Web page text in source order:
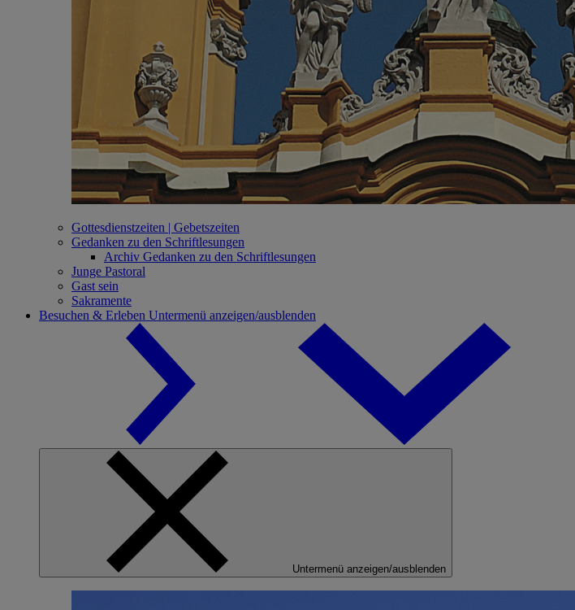
Gottesdienstzeiten | Gebetszeiten
Gedanken zu den Schriftlesungen
Archiv Gedanken zu den Schriftlesungen
Junge Pastoral
Gast sein
Sakramente
Besuchen & Erleben Untermenü anzeigen/ausblenden
Untermenü anzeigen/ausblenden